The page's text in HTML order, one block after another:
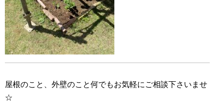
屋根のこと、外壁のこと何でもお気軽にご相談下さいませ
☆